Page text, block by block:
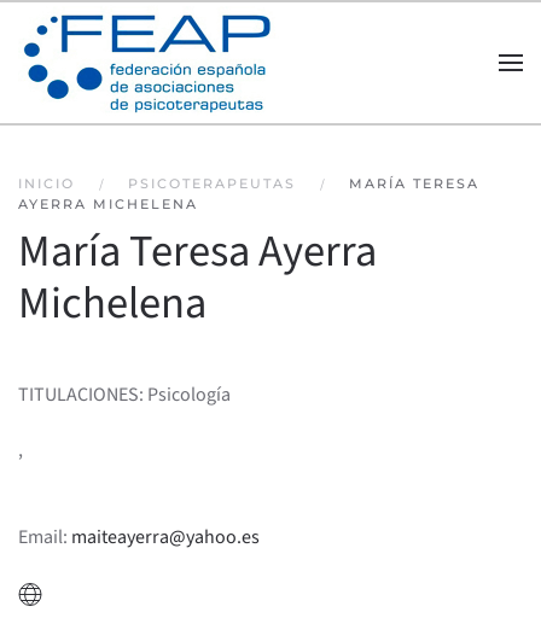
Skip to main content
INICIO PSICOTERAPEUTAS
MARÍA TERESA
AYERRA MICHELENA
María Teresa Ayerra
Michelena
TITULACIONES: Psicología
,
Email: maiteayerra@yahoo.es